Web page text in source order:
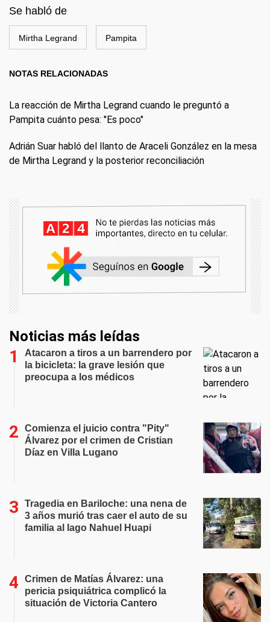
Se habló de
Mirtha Legrand Pampita
NOTAS RELACIONADAS
La reacción de Mirtha Legrand cuando le preguntó a
Pampita cuánto pesa: "Es poco"
Adrián Suar habló del llanto de Araceli González en la mesa
de Mirtha Legrand y la posterior reconciliación
Noticias más leídas
Atacaron a tiros a un barrendero por
la bicicleta: la grave lesión que
preocupa a los médicos
Comienza el juicio contra "Pity"
Álvarez por el crimen de Cristian
Díaz en Villa Lugano
Tragedia en Bariloche: una nena de
3 años murió tras caer el auto de su
familia al lago Nahuel Huapi
Crimen de Matías Álvarez: una
pericia psiquiátrica complicó la
situación de Victoria Cantero